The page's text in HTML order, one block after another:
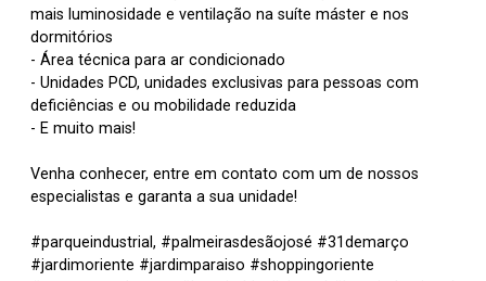
mais luminosidade e ventilação na suíte máster e nos
dormitórios
- Área técnica para ar condicionado
- Unidades PCD, unidades exclusivas para pessoas com
deficiências e ou mobilidade reduzida
- E muito mais!
Venha conhecer, entre em contato com um de nossos
especialistas e garanta a sua unidade!
#parqueindustrial, #palmeirasdesãojosé #31demarço
#jardimoriente #jardimparaiso #shoppingoriente